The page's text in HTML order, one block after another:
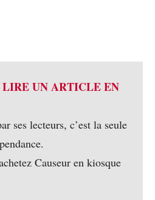
LIRE UN ARTICLE EN
ses lecteurs, c’est la seule
Causeur en kiosque